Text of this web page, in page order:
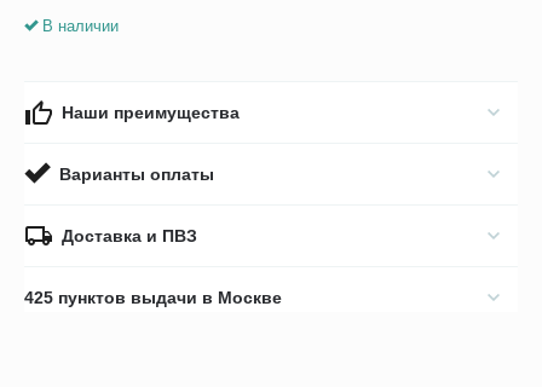
В наличии
Наши преимущества
Варианты оплаты
Доставка и ПВЗ
425 пунктов выдачи в Москве